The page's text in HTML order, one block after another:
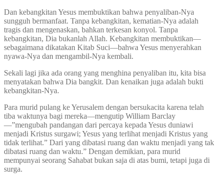
Dan kebangkitan Yesus membuktikan bahwa penyaliban-Nya
sungguh bermanfaat. Tanpa kebangkitan, kematian-Nya adalah
tragis dan mengenaskan, bahkan terkesan konyol. Tanpa
kebangkitan, Dia bukanlah Allah. Kebangkitan membuktikan—
sebagaimana dikatakan Kitab Suci—bahwa Yesus menyerahkan
nyawa-Nya dan mengambil-Nya kembali.
Sekali lagi jika ada orang yang menghina penyaliban itu, kita bisa
menyatakan bahwa Dia bangkit. Dan kenaikan juga adalah bukti
kebangkitan-Nya.
Para murid pulang ke Yerusalem dengan bersukacita karena telah
tiba waktunya bagi mereka—mengutip William Barclay
—”mengubah pandangan dari percaya kepada Yesus duniawi
menjadi Kristus surgawi; Yesus yang terlihat menjadi Kristus yang
tidak terlihat.” Dari yang dibatasi ruang dan waktu menjadi yang tak
dibatasi ruang dan waktu.” Dengan demikian, para murid
mempunyai seorang Sahabat bukan saja di atas bumi, tetapi juga di
surga.